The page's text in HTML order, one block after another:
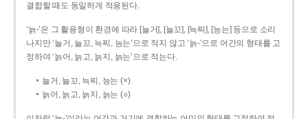
결합할 때도 동일하게 적용된다.
‘늙-’은 그 활용형이 환경에 따라 [늘거], [늘꼬], [늑찌], [능는] 등으로 소리
나지만 ‘늘거, 늘꼬, 늑찌, 능는’으로 적지 않고 ‘늙-’으로 어간의 형태를 고
정하여 ‘늙어, 늙고, 늙지, 늙는’으로 적는다.
늘거, 늘꼬, 늑찌, 능는 (×)
늙어, 늙고, 늙지, 늙는 (○)